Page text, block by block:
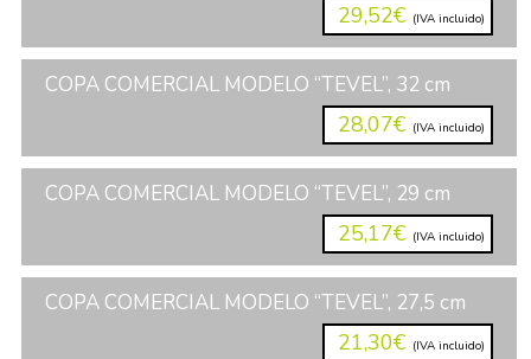
29,52€ (IVA incluido)
COPA COMERCIAL MODELO “TEVEL”, 32 cm
28,07€ (IVA incluido)
COPA COMERCIAL MODELO “TEVEL”, 29 cm
25,17€ (IVA incluido)
COPA COMERCIAL MODELO “TEVEL”, 27,5 cm
21,30€ (IVA incluido)